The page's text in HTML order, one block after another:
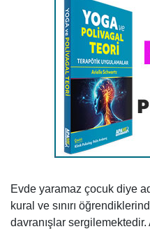
Evde yaramaz çocuk diye
kural ve sınırı
davranışlar